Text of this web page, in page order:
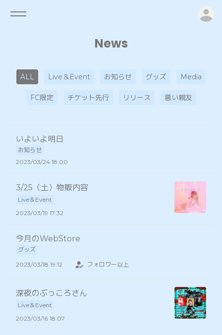
News
ALL Live＆Event お知らせ グッズ Media
FC限定 チケット先行 リリース 悪い親友
いよいよ明日
お知らせ
2023/03/24 18:00
3/25（土）物販内容
Live＆Event
2023/03/19 17:32
今月のWebStore
グッズ
2023/03/18 19:12
フォロワー以上
深夜のぶっころさん
Live＆Event
2023/03/16 18:07